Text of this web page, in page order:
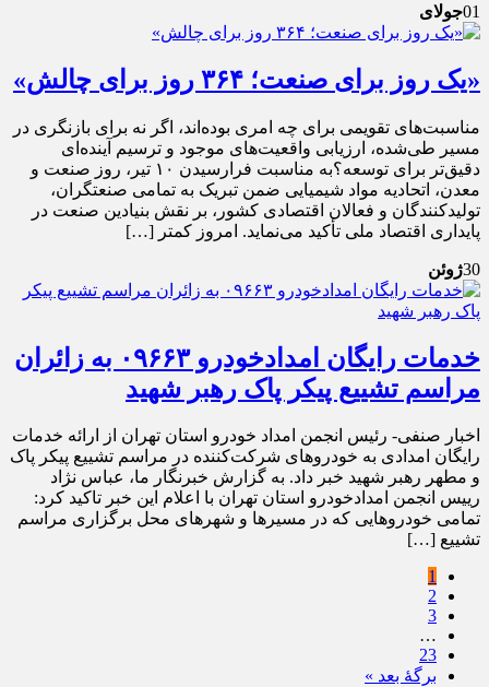
01جولای
«یک روز برای صنعت؛ ۳۶۴ روز برای چالش»
مناسبت‌های تقویمی برای چه امری بوده‌اند، اگر نه برای بازنگری در
مسیر طی‌شده، ارزیابی واقعیت‌های موجود و ترسیم آینده‌ای
دقیق‌تر برای توسعه؟به مناسبت فرارسیدن ۱۰ تیر، روز صنعت و
معدن، اتحادیه مواد شیمیایی ضمن تبریک به تمامی صنعتگران،
تولیدکنندگان و فعالان اقتصادی کشور، بر نقش بنیادین صنعت در
پایداری اقتصاد ملی تأکید می‌نماید. امروز کمتر […]
30ژوئن
خدمات رایگان امدادخودرو ۰۹۶۶۳ به زائران
مراسم تشییع پیکر پاک رهبر شهید
اخبار صنفی- رئیس انجمن امداد خودرو استان تهران از ارائه خدمات
رایگان امدادی به خودروهای شرکت‌کننده در مراسم تشییع پیکر پاک
و مطهر رهبر شهید خبر داد. به گزارش خبرنگار ما، عباس نژاد
رییس انجمن امدادخودرو استان تهران با اعلام این خبر تاکید کرد:
تمامی خودروهایی که در مسیرها و شهرهای محل برگزاری مراسم
تشییع […]
1
2
3
…
23
برگهٔ بعد »